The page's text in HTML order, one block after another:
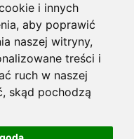
i innych
aby poprawić
naszej witryny,
treści i
ruch w naszej
skąd pochodzą
Nazwa miasta zaczęła
Warszewa, a od XV wieku
Warszawa w XV wieku
dialektycznej.